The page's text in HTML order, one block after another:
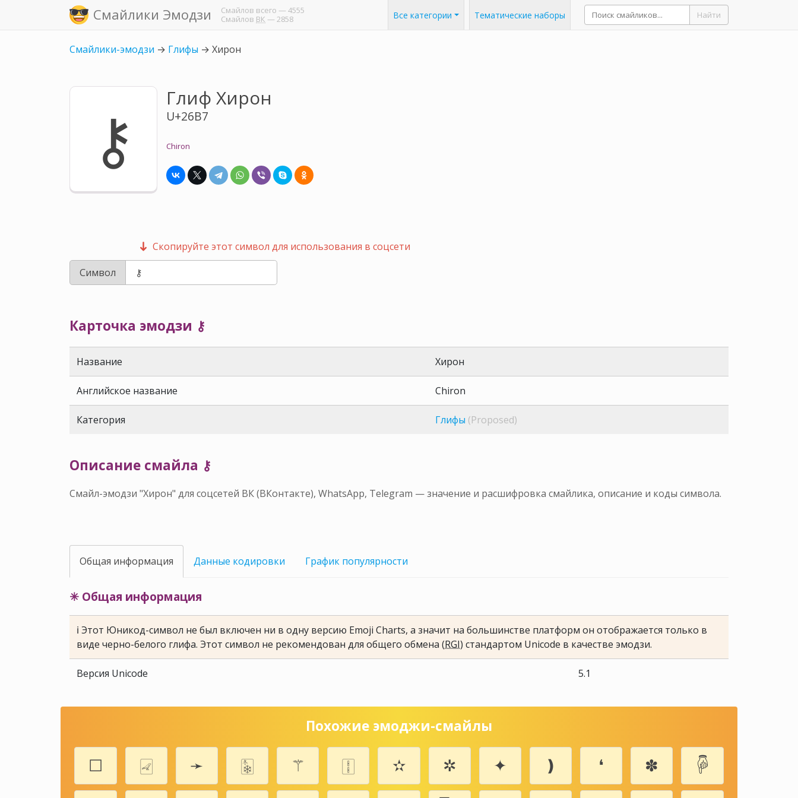
Смайлики Эмодзи Смайлов всего — 4555
Смайлов ВК — 2858 Все категории Тематические наборы Найти
Смайлики-эмодзи → Глифы → Хирон
⚷ Глиф Хирон
U+26B7
Chiron
Скопируйте этот символ для использования в соцсети
Символ
Карточка эмодзи ⚷
Название Хирон
Английское название Chiron
Категория Глифы (Proposed)
Описание смайла ⚷
Смайл-эмодзи "Хирон" для соцсетей ВК (ВКонтакте), WhatsApp, Telegram — значение и расшифровка смайлика, описание и коды символа.
Общая информация Данные кодировки График популярности
✳ Общая информация
ℹ Этот Юникод-символ не был включен ни в одну версию Emoji Charts, а значит на большинстве платформ он отображается только в
виде черно-белого глифа. Этот символ не рекомендован для общего обмена (RGI) стандартом Unicode в качестве эмодзи.
Версия Unicode 5.1
Похожие эмоджи-смайлы
☐ 🀐 ➛ 🀩 ⚚ 🀑 ✫ ✲ ✦ ❫ ❛ ✽
🖗